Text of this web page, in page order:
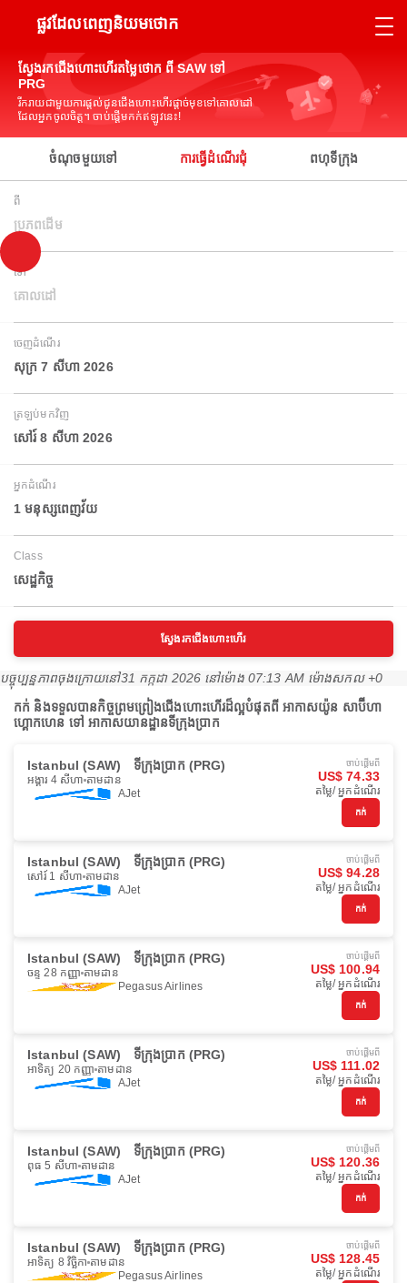
ផ្លូវដែលពេញនិយមថោក
ស្វែងរកជើងហោះហើរតម្លៃថោក ពី SAW ទៅ
PRG
រីករាយជាមួយការផ្តល់ជូនជើងហោះហើរផ្តាច់មុខទៅគោលដៅ
ដែលអ្នកចូលចិត្ត។ ចាប់ផ្តើមកក់ឥឡូវនេះ!
ចំណុចមួយទៅ ការធ្វើដំណើរជុំ ពហុទីក្រុង
ពី
ប្រភពដើម
ទៅ
គោលដៅ
ចេញដំណើរ
សុក្រ 7 សីហា 2026
ត្រឡប់មកវិញ
សៅរ៍ 8 សីហា 2026
អ្នកដំណើរ
1 មនុស្សពេញវ័យ
Class
សេដ្ឋកិច្ច
ស្វែងរកជើងហោះហើរ
បច្ចុប្បន្នភាពចុងក្រោយនៅ31 កក្កដា 2026 នៅ​ម៉ោង 07:13 AM ម៉ោង​សកល +0
កក់ និងទទួលបានកិច្ចព្រមព្រៀងជើងហោះហើរដ៏ល្អបំផុតពី អាកាសយ៉ូន សាប៊ីហា
ហ្គោកហេន ទៅ អាកាសយានដ្ឋានទីក្រុងប្រាក
Istanbul (SAW) ទីក្រុងប្រាក (PRG)
អង្គារ 4 សីហា តាមដាន
AJet
ចាប់ផ្ដើមពី
US$ 74.33
តម្លៃ/ អ្នកដំណើរ
កក់
Istanbul (SAW) ទីក្រុងប្រាក (PRG)
សៅរ៍ 1 សីហា តាមដាន
AJet
ចាប់ផ្ដើមពី
US$ 94.28
តម្លៃ/ អ្នកដំណើរ
កក់
Istanbul (SAW) ទីក្រុងប្រាក (PRG)
ចន្ទ 28 កញ្ញា តាមដាន
Pegasus Airlines
ចាប់ផ្ដើមពី
US$ 100.94
តម្លៃ/ អ្នកដំណើរ
កក់
Istanbul (SAW) ទីក្រុងប្រាក (PRG)
អាទិត្យ 20 កញ្ញា តាមដាន
AJet
ចាប់ផ្ដើមពី
US$ 111.02
តម្លៃ/ អ្នកដំណើរ
កក់
Istanbul (SAW) ទីក្រុងប្រាក (PRG)
ពុធ 5 សីហា តាមដាន
AJet
ចាប់ផ្ដើមពី
US$ 120.36
តម្លៃ/ អ្នកដំណើរ
កក់
Istanbul (SAW) ទីក្រុងប្រាក (PRG)
អាទិត្យ 8 វិច្ឆិកា តាមដាន
Pegasus Airlines
ចាប់ផ្ដើមពី
US$ 128.45
តម្លៃ/ អ្នកដំណើរ